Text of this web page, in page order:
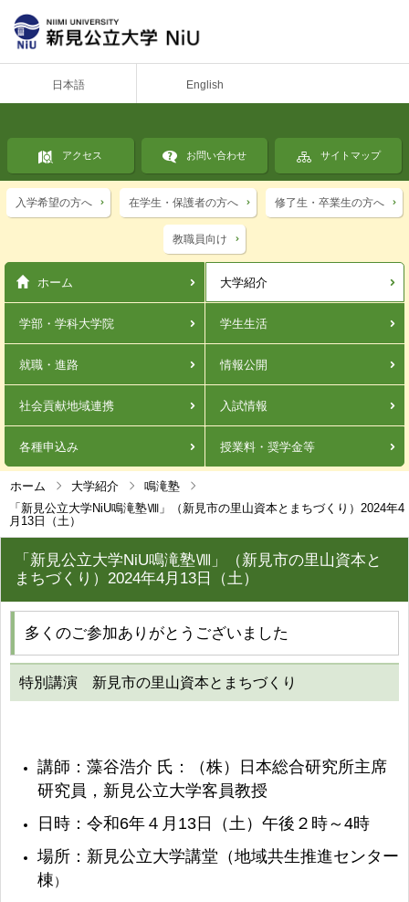
日本語 English
アクセス お問い合わせ サイトマップ
入学希望の方へ 在学生・保護者の方へ 修了生・卒業生の方へ
教職員向け
ホーム 大学紹介
学部・学科大学院 学生生活
就職・進路 情報公開
社会貢献地域連携 入試情報
各種申込み 授業料・奨学金等
ホーム 大学紹介
鳴滝塾
「新見公立大学NiU鳴滝塾Ⅷ」（新見市の里山資本とまちづくり）2024年4
月13日（土）
「新見公立大学NiU鳴滝塾Ⅷ」（新見市の里山資本と
まちづくり）2024年4月13日（土）
多くのご参加ありがとうございました
特別講演 新見市の里山資本とまちづくり
講師：藻谷浩介 氏：（株）日本総合研究所主席
研究員，新見公立大学客員教授
日時：令和6年４月13日（土）午後２時～4時
場所：新見公立大学講堂（地域共生推進センター
棟）